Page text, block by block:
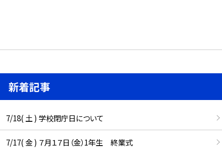
新着記事
7/18( 土 ) 学校閉庁日について
7/17( 金 ) ７月１７日（金）1年生 終業式